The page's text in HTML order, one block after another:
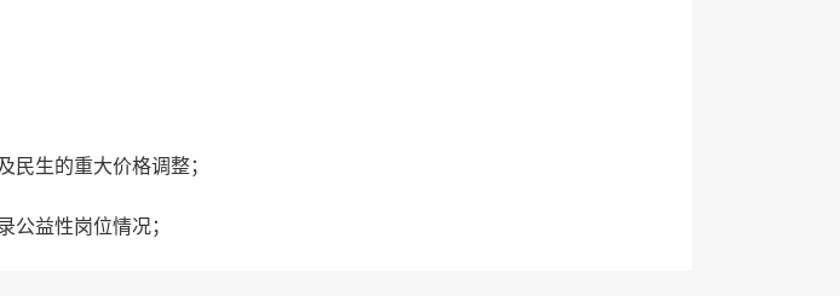
民生的重大价格调整；
公益性岗位情况；